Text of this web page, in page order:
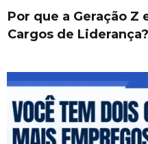
Por que a Geração
Cargos de Liderança?